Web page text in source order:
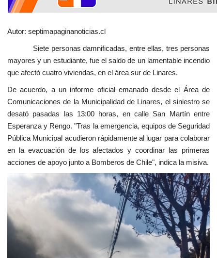
Autor: septimapaginanoticias.cl
Siete personas damnificadas, entre ellas, tres personas
mayores y un estudiante, fue el saldo de un lamentable incendio
que afectó cuatro viviendas, en el área sur de Linares.
De acuerdo, a un informe oficial emanado desde el Área de
Comunicaciones de la Municipalidad de Linares, el siniestro se
desató pasadas las 13:00 horas, en calle San Martín entre
Esperanza y Rengo. "Tras la emergencia, equipos de Seguridad
Pública Municipal acudieron rápidamente al lugar para colaborar
en la evacuación de los afectados y coordinar las primeras
acciones de apoyo junto a Bomberos de Chile", indica la misiva.